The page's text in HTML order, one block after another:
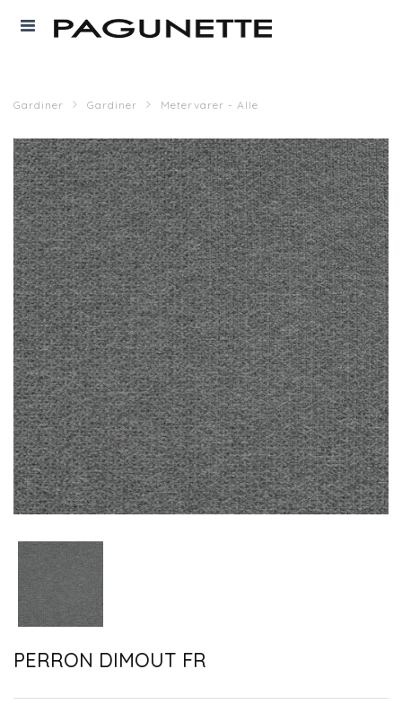
Gardiner Gardiner Metervarer - Alle
PERRON DIMOUT FR